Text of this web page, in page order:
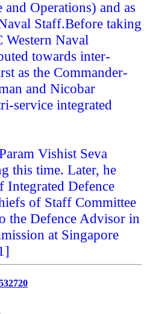
Operations) and as
Staff.Before taking
Western Naval
towards inter-
as the Commander-
and Nicobar
service integrated
Vishist Seva
this time. Later, he
Integrated Defence
of Staff Committee
the Defence Advisor in
at Singapore